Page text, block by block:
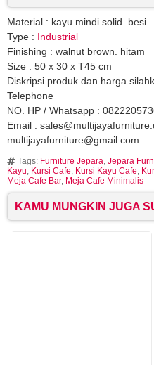
Material : kayu mindi solid. besi
Type : Industrial
Finishing : walnut brown. hitam
Size : 50 x 30 x T45 cm
Diskripsi produk dan harga
Telephone
NO. HP / Whatsapp :
Email :
multijayafurniture@gmail.com
Tags: Furniture Jepara Jepara
Kayu Kursi Cafe Kursi Kayu Cafe
Meja Cafe Bar, Meja Cafe Minimalis
KAMU MUNGKIN JUGA